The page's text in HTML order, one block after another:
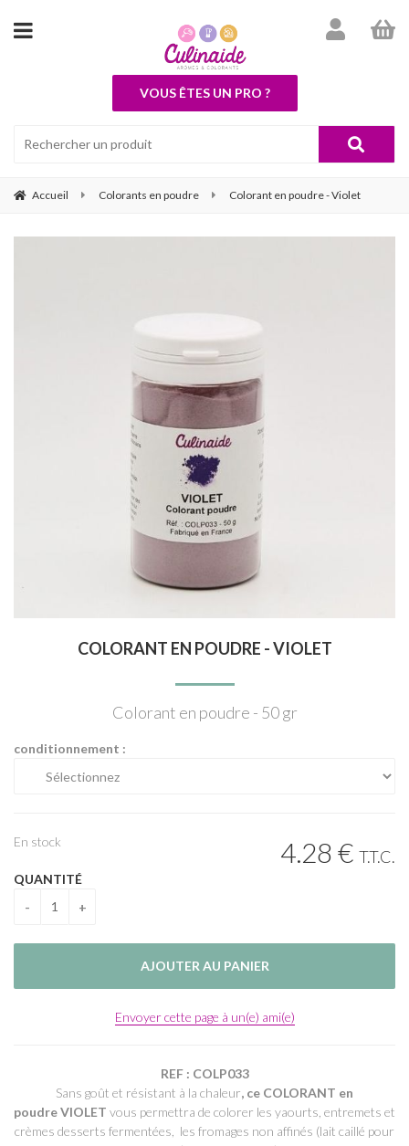
VOUS ÊTES UN PRO ?
Accueil Colorants en poudre Colorant en poudre - Violet
COLORANT EN POUDRE - VIOLET
Colorant en poudre - 50 gr
conditionnement :
4.28 € T.T.C.
En stock
QUANTITÉ
Envoyer cette page à un(e) ami(e)
REF : COLP033
Sans goût et résistant à la chaleur, ce COLORANT en
poudreVIOLET vous permettra de colorer les yaourts, entremets et
crèmes desserts fermentées, les fromages non affinés (lait caillé pour